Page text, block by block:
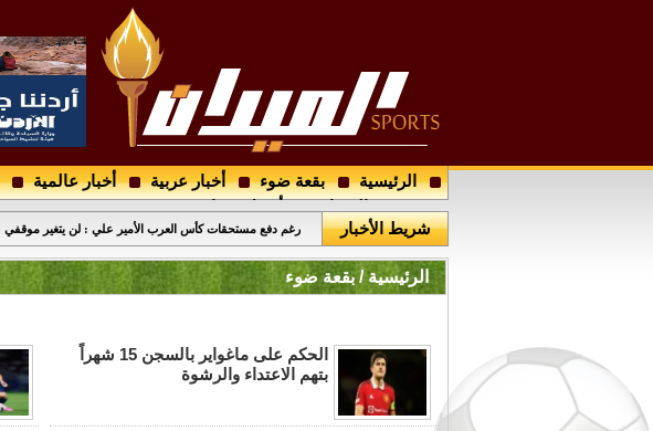
الرئيسية بقعة ضوء أخبار عربية أخبار عالمية
مجتمع الميدان
أرسل خبرا
شريط الأخبار
مدرب الرمثا الجديد يصل عمّان .. فمن هو ؟
رغم دفع مستحقات كأس العرب الأمير علي : لن يتغير موقفي
الرئيسية / بقعة ضوء
الحكم على ماغواير بالسجن 15 شهراً
بتهم الاعتداء والرشوة